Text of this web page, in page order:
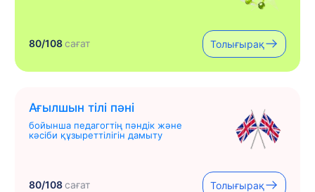
80/108сағат Толығырақ
Ағылшын тілі пәні
бойынша педагогтің пәндік және
кәсіби құзыреттілігін дамыту
80/108сағат Толығырақ